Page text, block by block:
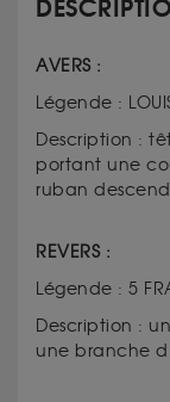
AVERS :
Légende :
Description :
portant une
ruban
REVERS :
Légende : 5
Description :
une branche